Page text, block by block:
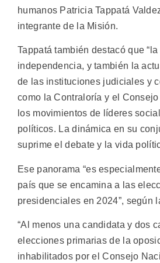
humanos Patricia Tappatá
integrante de la Misión.
Tappatá también destacó que
independencia, y también la
de las instituciones judiciales y
como la Contraloría y el
los movimientos de líderes
políticos. La dinámica en su
suprime el debate y la vida
Ese panorama “es
país que se encamina a las
presidenciales en 2024”, según
“Al menos una candidata y dos
elecciones primarias de la
inhabilitados por el Consejo